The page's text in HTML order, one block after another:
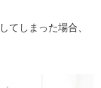
てしまった場合、